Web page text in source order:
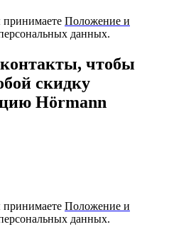
Положение и
данных.
чтобы
скидку
Hörmann
Положение и
данных.